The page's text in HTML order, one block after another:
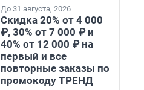
До 31 августа, 2026
Скидка 20% от 4 000
₽, 30% от 7 000 ₽ и
40% от 12 000 ₽ на
первый и все
повторные заказы по
промокоду ТРЕНД